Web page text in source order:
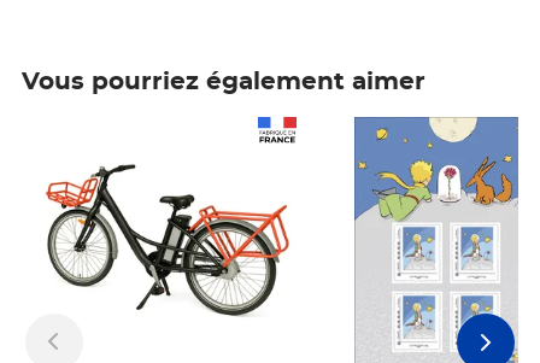
Vous pourriez également aimer
Prix 7,50€